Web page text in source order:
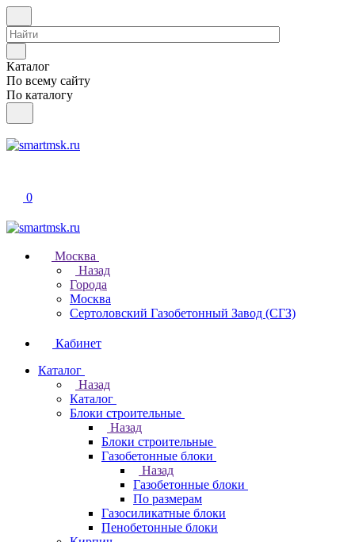
Каталог
По всему сайту
По каталогу
0
Москва
Назад
Города
Москва
Сертоловский Газобетонный Завод (СГЗ)
Кабинет
Каталог
Назад
Каталог
Блоки строительные
Назад
Блоки строительные
Газобетонные блоки
Назад
Газобетонные блоки
По размерам
Газосиликатные блоки
Пенобетонные блоки